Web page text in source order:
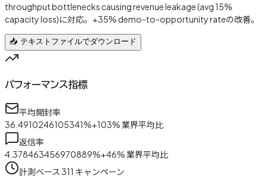
throughput bottlenecks causing revenue leakage (avg 15%
capacity loss)に対応。+35% demo-to-opportunity rateの改善。
📥 テキストファイルでダウンロード
パフォーマンス指標
平均開封率
36.4910246105341%+103%業界平均比
返信率
4.378463456970889%+46%業界平均比
計測ベース 311 キャンペーン